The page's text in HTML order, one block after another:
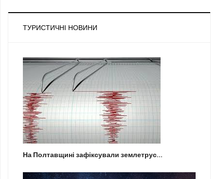
ТУРИСТИЧНІ НОВИНИ
На Полтавщині зафіксували землетрус...